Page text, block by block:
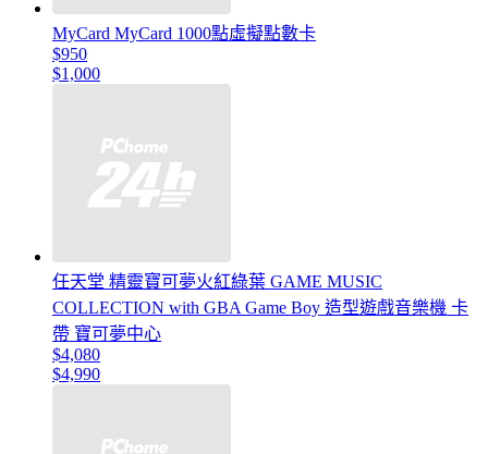
MyCard MyCard 1000點虛擬點數卡
$950
$1,000
任天堂 精靈寶可夢火紅綠葉 GAME MUSIC
COLLECTION with GBA Game Boy 造型遊戲音樂機 卡
帶 寶可夢中心
$4,080
$4,990